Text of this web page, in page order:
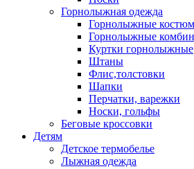
Горнолыжная одежда
Горнолыжные
Горнолыжные
Куртки горнолыжные
Штаны
Флис,толстовки
Шапки
Перчатки, варежки
Носки, гольфы
Беговые кроссовки
Детям
Детское термобелье
Лыжная одежда